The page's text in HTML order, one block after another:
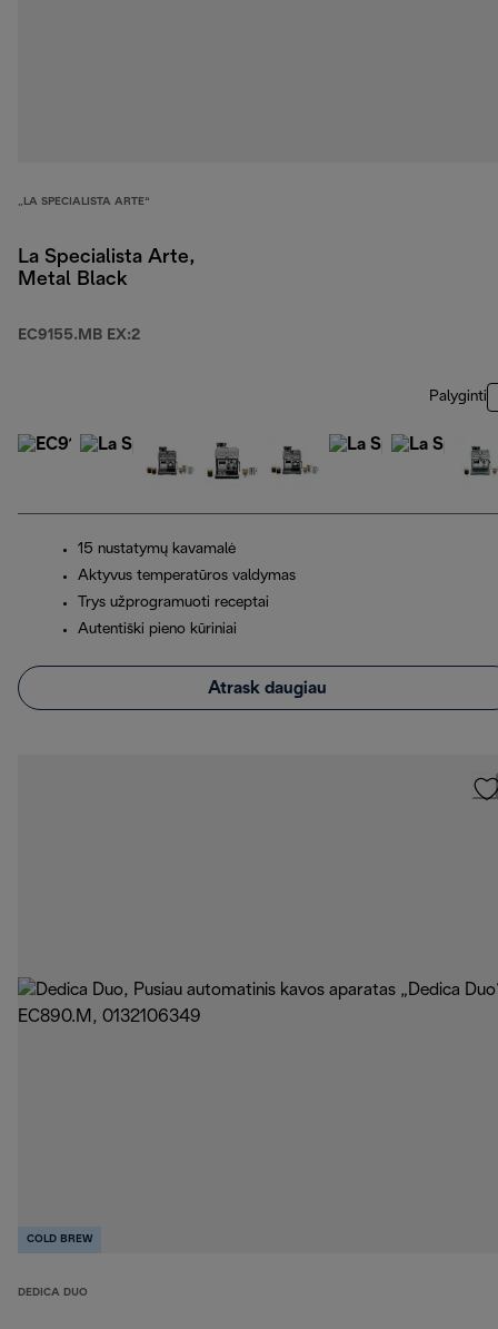
„LA SPECIALISTA ARTE“
La Specialista Arte,
Metal Black
EC9155.MB EX:2
Palyginti
15 nustatymų kavamalė
Aktyvus temperatūros valdymas
Trys užprogramuoti receptai
Autentiški pieno kūriniai
Atrask daugiau
COLD BREW
DEDICA DUO